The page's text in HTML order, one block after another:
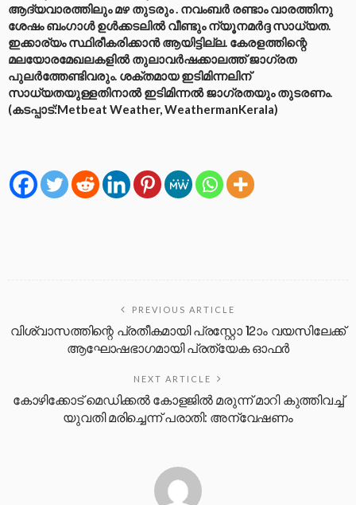
ആദ്യവാരത്തിലും മഴ തുടരും . നവംബർ രണ്ടാം വാരത്തിനു
ശേഷം ബംഗാൾ ഉൾക്കടലിൽ വീണ്ടും ന്യൂനമർദ്ദ സാധ്യത.
ഇക്കാര്യം സ്ഥിരീകരിക്കാൻ ആയിട്ടില്ല. കേരളത്തിന്റെ
മലയോരമേഖലകളിൽ തുലാവർഷക്കാലത്ത് ജാഗ്രത
പുലർത്തേണ്ടിവരും. ശക്തമായ ഇടിമിന്നലിന്
സാധ്യതയുള്ളതിനാൽ ഇടിമിന്നൽ ജാഗ്രതയും തുടരണം.
(കടപ്പാട്:Metbeat Weather, WeathermanKerala)
PREVIOUS ARTICLE
വിശ്വാസത്തിന്റെ പ്രതീകമായി പ്രസ്റ്റോ 12ാം വയസിലേക്ക്
ആഘോഷഭാഗമായി പ്രത്യേക ഓഫര്‍
NEXT ARTICLE
കോഴിക്കോട് മെഡിക്കൽ കോളജിൽ മരുന്ന് മാറി കുത്തിവച്ച്
യുവതി മരിച്ചെന്ന് പരാതി: അന്വേഷണം